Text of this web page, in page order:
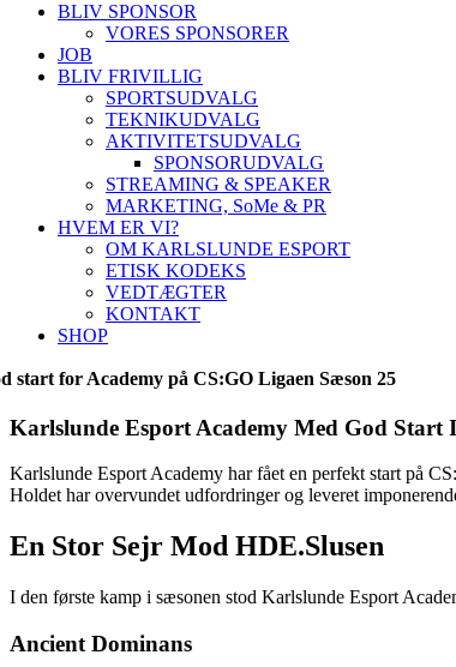
BLIV SPONSOR
VORES SPONSORER
JOB
BLIV FRIVILLIG
SPORTSUDVALG
TEKNIKUDVALG
AKTIVITETSUDVALG
SPONSORUDVALG
STREAMING & SPEAKER
MARKETING, SoMe & PR
HVEM ER VI?
OM KARLSLUNDE ESPORT
ETISK KODEKS
VEDTÆGTER
KONTAKT
SHOP
start for Academy på CS:GO Ligaen Sæson 25
Karlslunde Esport Academy Med God Start
Karlslunde Esport Academy har fået en perfekt start på
Holdet har overvundet udfordringer og leveret
En Stor Sejr Mod HDE.Slusen
I den første kamp i sæsonen stod Karlslunde Esport
Ancient Dominans